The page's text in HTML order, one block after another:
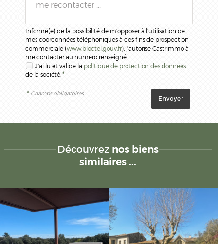
Informé(e) de la possibilité de m'opposer à l'utilisation de
mes coordonnées téléphoniques à des fins de prospection
commerciale (www.bloctel.gouv.fr), j'autorise Castrimmo à
me contacter au numéro renseigné.
J'ai lu et valide la politique de protection des données
de la société. *
* Champs obligatoires
Découvrez nos biens
similaires ...